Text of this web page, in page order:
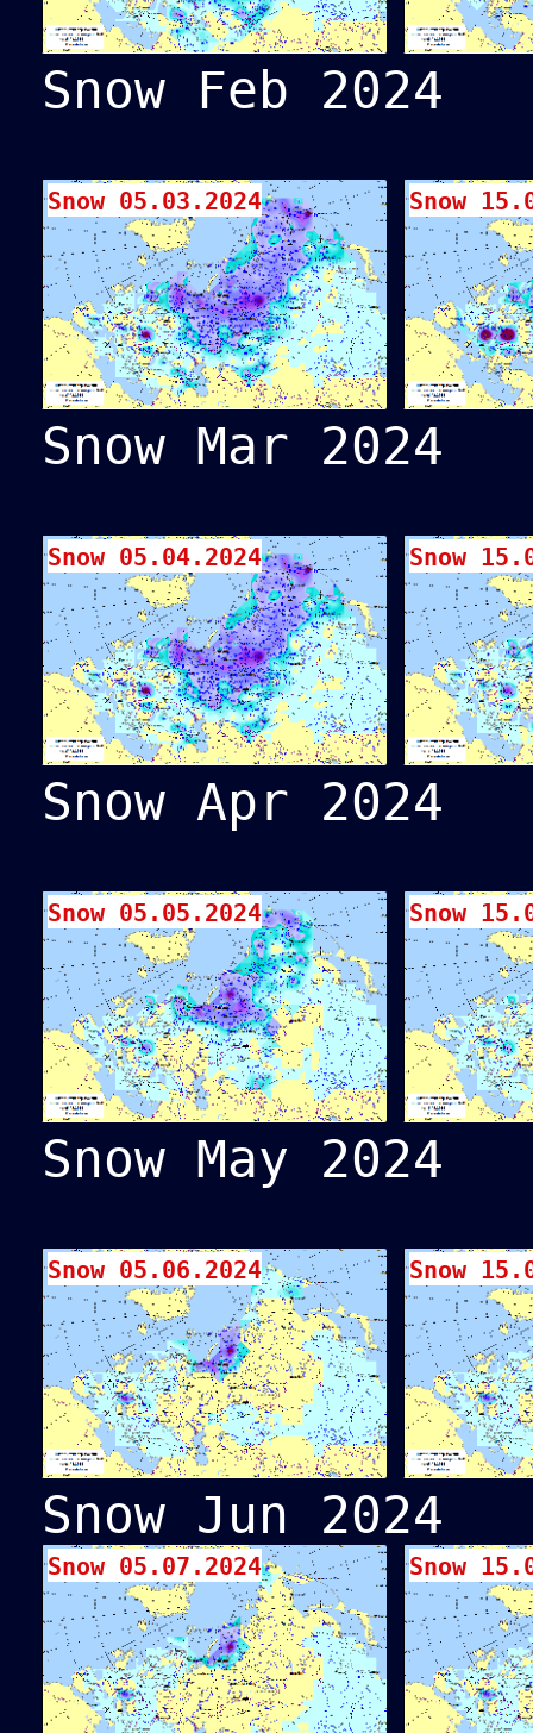
Snow Feb 2024
Snow 05.03.2024 Snow
Snow Mar 2024
Snow 05.04.2024 Snow
Snow Apr 2024
Snow 05.05.2024 Snow
Snow May 2024
Snow 05.06.2024 Snow
Snow Jun 2024
Snow 05.07.2024 Snow